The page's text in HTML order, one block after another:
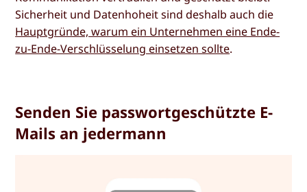
Sicherheit und Datenhoheit sind deshalb auch die
Hauptgründe, warum ein Unternehmen eine Ende-
zu-Ende-Verschlüsselung einsetzen sollte.
Senden Sie passwortgeschützte E-
Mails an jedermann